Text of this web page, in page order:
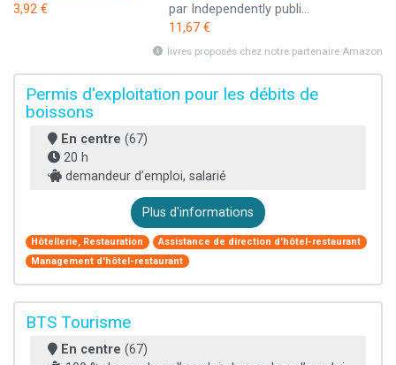
3,92 €
par Independently published
11,67 €
livres proposés chez notre partenaire Amazon
Permis d'exploitation pour les débits de
boissons
En centre (67)
20 h
demandeur d’emploi, salarié
Plus d'informations
Hôtellerie, Restauration
Assistance de direction d'hôtel-restaurant
Management d'hôtel-restaurant
BTS Tourisme
En centre (67)